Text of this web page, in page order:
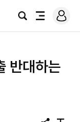
검
전
로
그
반대하는